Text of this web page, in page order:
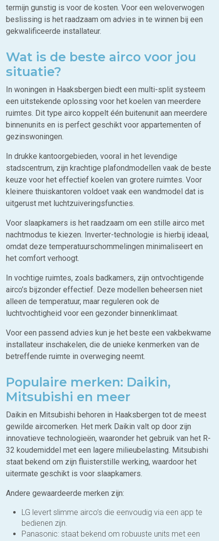
termijn gunstig is voor de kosten. Voor een weloverwogen
beslissing is het raadzaam om advies in te winnen bij een
gekwalificeerde installateur.
Wat is de beste airco voor jou
situatie?
In woningen in Haaksbergen biedt een multi-split systeem
een uitstekende oplossing voor het koelen van meerdere
ruimtes. Dit type airco koppelt één buitenunit aan meerdere
binnenunits en is perfect geschikt voor appartementen of
gezinswoningen.
In drukke kantoorgebieden, vooral in het levendige
stadscentrum, zijn krachtige plafondmodellen vaak de beste
keuze voor het effectief koelen van grotere ruimtes. Voor
kleinere thuiskantoren voldoet vaak een wandmodel dat is
uitgerust met luchtzuiveringsfuncties.
Voor slaapkamers is het raadzaam om een stille airco met
nachtmodus te kiezen. Inverter-technologie is hierbij ideaal,
omdat deze temperatuurschommelingen minimaliseert en
het comfort verhoogt.
In vochtige ruimtes, zoals badkamers, zijn ontvochtigende
airco’s bijzonder effectief. Deze modellen beheersen niet
alleen de temperatuur, maar reguleren ook de
luchtvochtigheid voor een gezonder binnenklimaat.
Voor een passend advies kun je het beste een vakbekwame
installateur inschakelen, die de unieke kenmerken van de
betreffende ruimte in overweging neemt.
Populaire merken: Daikin,
Mitsubishi en meer
Daikin en Mitsubishi behoren in Haaksbergen tot de meest
gewilde aircomerken. Het merk Daikin valt op door zijn
innovatieve technologieën, waaronder het gebruik van het R-
32 koudemiddel met een lagere milieubelasting. Mitsubishi
staat bekend om zijn fluisterstille werking, waardoor het
uitermate geschikt is voor slaapkamers.
Andere gewaardeerde merken zijn:
LG levert slimme airco’s die eenvoudig via een app te
bedienen zijn.
Panasonic: staat bekend om robuuste units met een